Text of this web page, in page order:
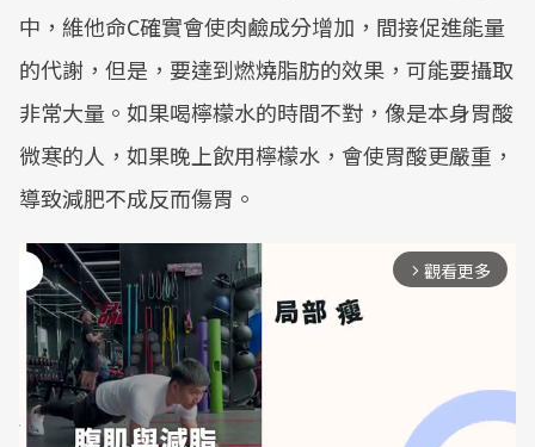
中，維他命C確實會使肉鹼成分增加，間接促進能量
的代謝，但是，要達到燃燒脂肪的效果，可能要攝取
非常大量。如果喝檸檬水的時間不對，像是本身胃酸
微寒的人，如果晚上飲用檸檬水，會使胃酸更嚴重，
導致減肥不成反而傷胃。
arrow_forward_ios 觀看更多